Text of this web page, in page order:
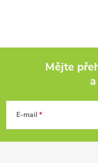
p
Mějte
E-mail